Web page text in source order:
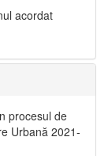
acordat
procesul de
Urbană 2021‐